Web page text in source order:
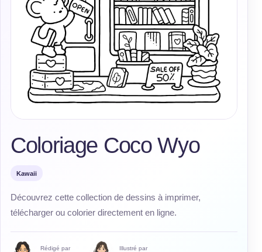
Coloriage Coco Wyo
Kawaii
Découvrez cette collection de dessins à imprimer,
télécharger ou colorier directement en ligne.
Rédigé par Illustré par